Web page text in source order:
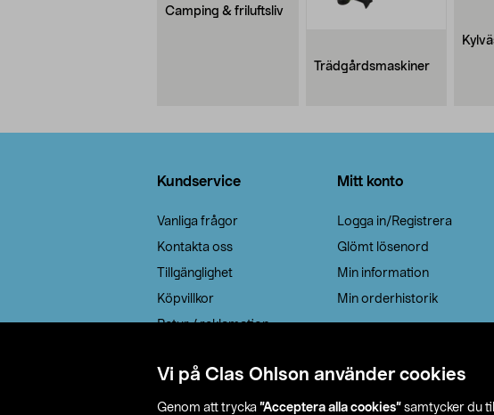
Vi på Clas Ohlson använder cookies
Genom att trycka ”Acceptera alla cookies” samtycker du
Camping & friluftsliv
Trädgårdsmaskiner
Kundservice
Vanliga frågor
Kontakta oss
Tillgänglighet
Köpvillkor
Retur / reklamation
Cookie policy
Leveransalternativ
Mitt konto
Logga in/Registrera
Glömt lösenord
Min information
Min orderhistorik